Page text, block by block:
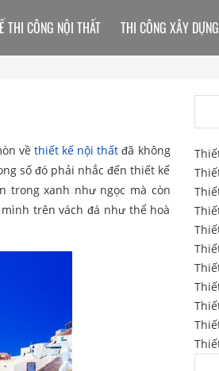
vềthiết kế nội thất đã không
số đó phải nhắc đến thiết kế
trong xanh như ngọc mà còn
trên vách đá như thể hoà
THI CÔNG NỘI THẤT THI CÔNG XÂY DỰNG